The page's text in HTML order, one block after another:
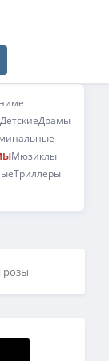
ДетскиеДрамы
Мюзиклы
Триллеры
розы